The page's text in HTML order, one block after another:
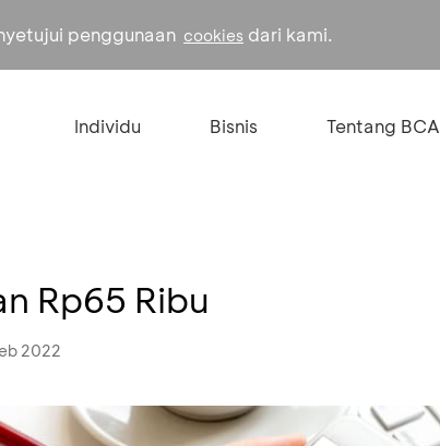
penggunaan cookies dari kami.
Individu Bisnis Tentang BCA
Rp65 Ribu
2022